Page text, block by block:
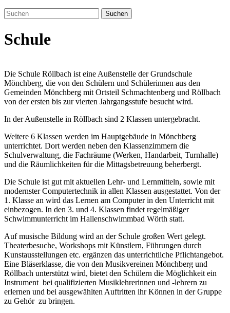
Suchen
Schule
Die Schule Röllbach ist eine Außenstelle der Grundschule
Mönchberg, die von den Schülern und Schülerinnen aus den
Gemeinden Mönchberg mit Ortsteil Schmachtenberg und Röllbach
von der ersten bis zur vierten Jahrgangsstufe besucht wird.
In der Außenstelle in Röllbach sind 2 Klassen untergebracht.
Weitere 6 Klassen werden im Hauptgebäude in Mönchberg
unterrichtet. Dort werden neben den Klassenzimmern die
Schulverwaltung, die Fachräume (Werken, Handarbeit, Turnhalle)
und die Räumlichkeiten für die Mittagsbetreuung beherbergt.
Die Schule ist gut mit aktuellen Lehr- und Lernmitteln, sowie mit
modernster Computertechnik in allen Klassen ausgestattet. Von der
1. Klasse an wird das Lernen am Computer in den Unterricht mit
einbezogen. In den 3. und 4. Klassen findet regelmäßiger
Schwimmunterricht im Hallenschwimmbad Wörth statt.
Auf musische Bildung wird an der Schule großen Wert gelegt.
Theaterbesuche, Workshops mit Künstlern, Führungen durch
Kunstausstellungen etc. ergänzen das unterrichtliche Pflichtangebot.
Eine Bläserklasse, die von den Musikvereinen Mönchberg und
Röllbach unterstützt wird, bietet den Schülern die Möglichkeit ein
Instrument bei qualifizierten Musiklehrerinnen und -lehrern zu
erlernen und bei ausgewählten Auftritten ihr Können in der Gruppe
zu Gehör zu bringen.